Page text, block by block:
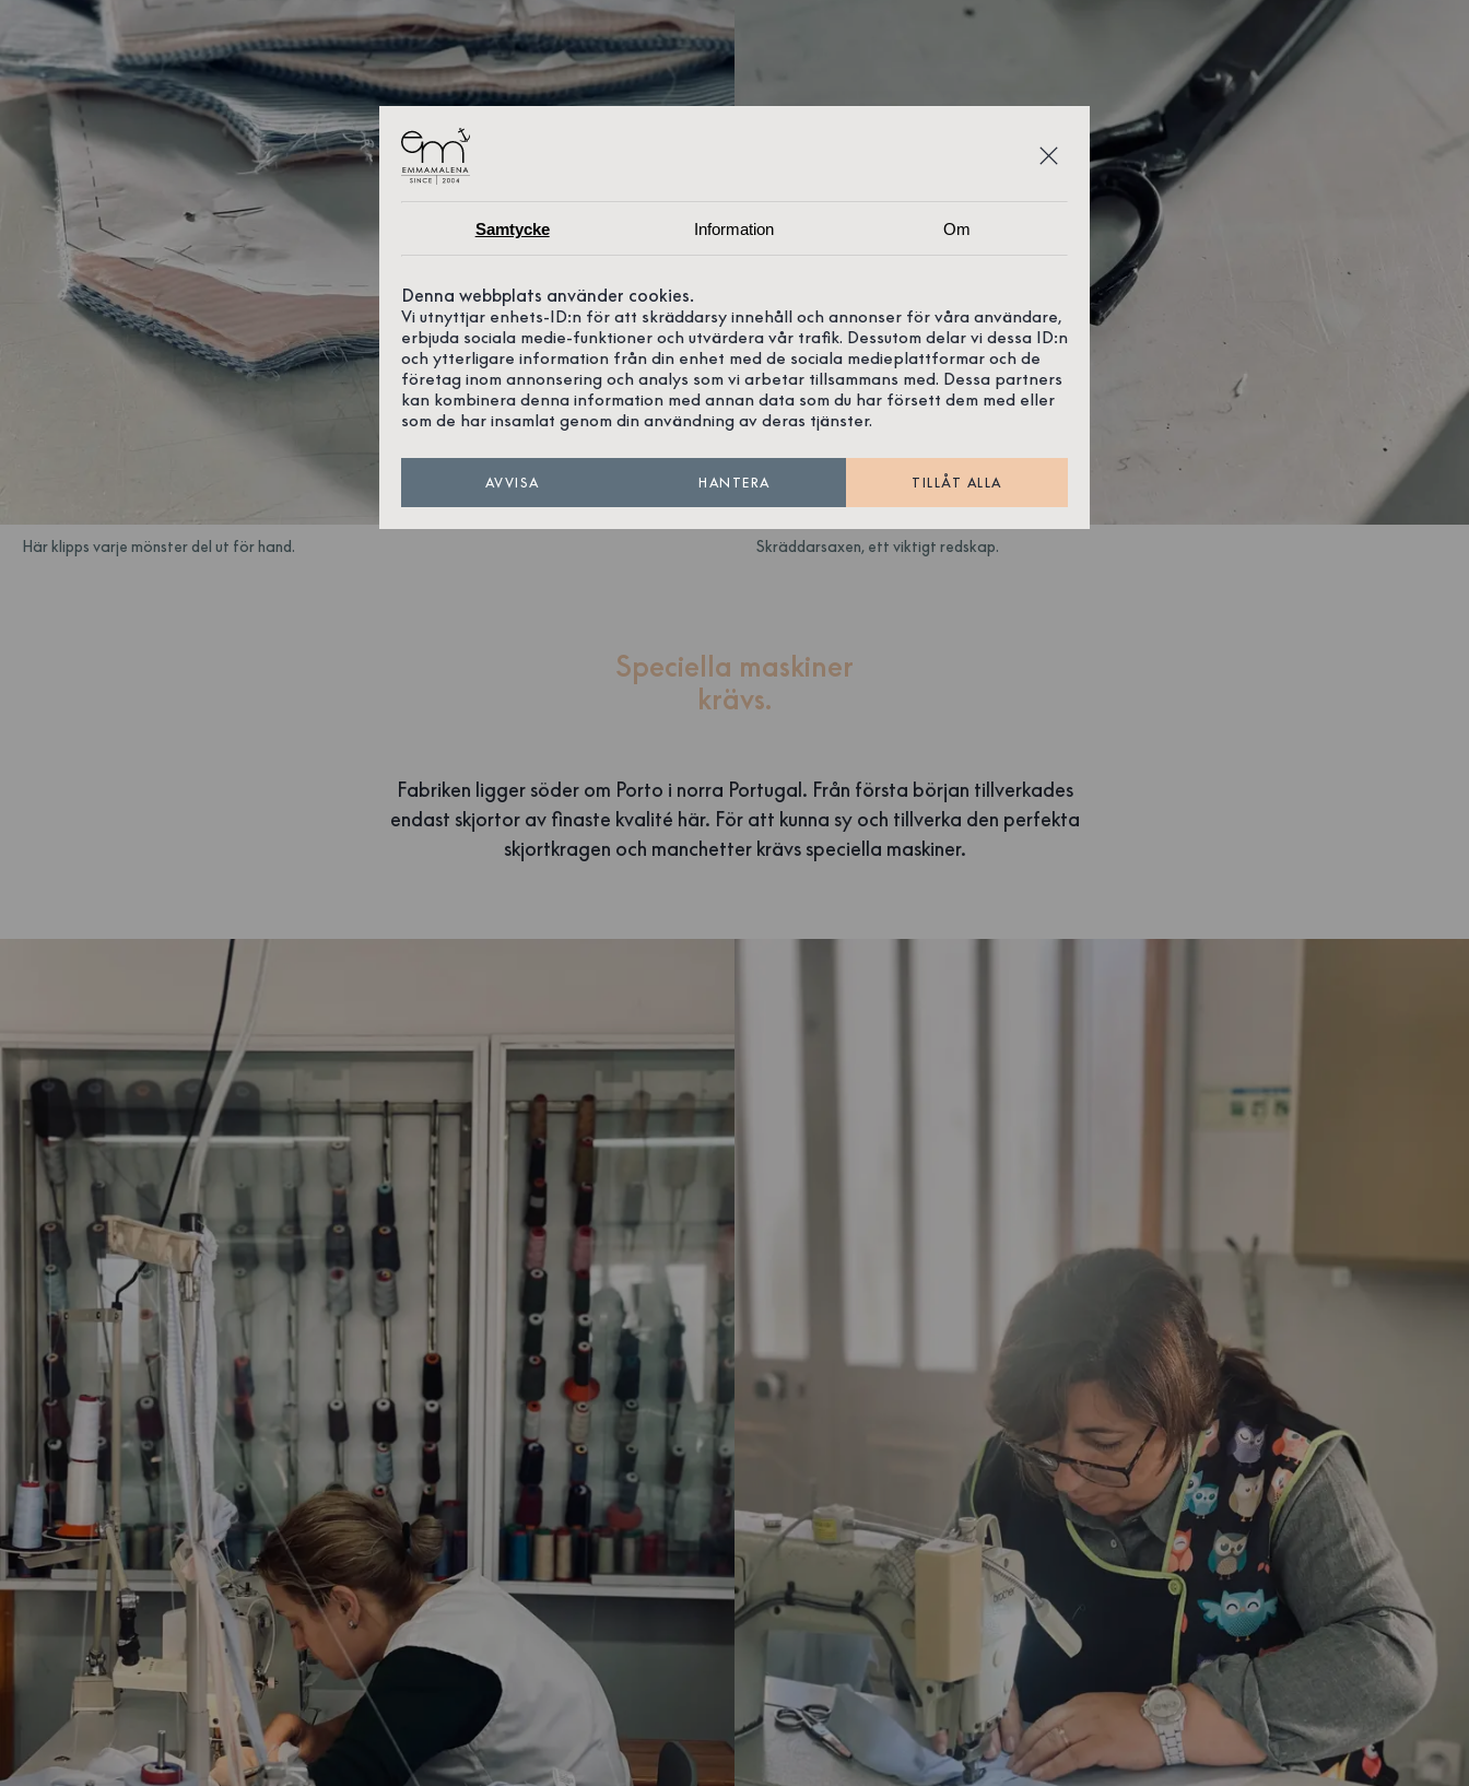
Här klipps varje mönster del ut för hand. Skräddarsaxen, ett viktigt redskap.
Speciella maskiner
krävs.
Fabriken ligger söder om Porto i norra Portugal. Från första början tillverkades
endast skjortor av finaste kvalité här. För att kunna sy och tillverka den perfekta
skjortkragen och manchetter krävs speciella maskiner.
Samtycke Information Om
Denna webbplats använder cookies.
Vi utnyttjar enhets-ID:n för att skräddarsy innehåll och annonser för våra användare,
erbjuda sociala medie-funktioner och utvärdera vår trafik. Dessutom delar vi dessa ID:n
och ytterligare information från din enhet med de sociala medieplattformar och de
företag inom annonsering och analys som vi arbetar tillsammans med. Dessa partners
kan kombinera denna information med annan data som du har försett dem med eller
som de har insamlat genom din användning av deras tjänster.
AVVISA HANTERA TILLÅT ALLA